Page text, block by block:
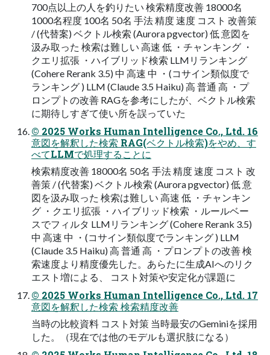
700点以上の⼈を釣りたい 検索精度改善 18000名
1000名程度 100名 50名 手法 精度 速度 コスト 改善策
/ (代替案) ベクトル検索 (Aurora pgvector) 低 意図を
汲み取った 検索は難しい 高速 低 ・チャンキング ・
クエリ拡張 ・ハイブリッド検索 LLMリランキング
(Cohere Rerank 3.5) 中 高速 中 ・(コサイン類似度で
ランキング ) LLM (Claude 3.5 Haiku) 高 普通 高 ・プ
ロンプトの改善 RAGを参考にしたが、ベクトル検索
に期待しすぎて使い所を誤っていた
© 2025 Works Human Intelligence Co., Ltd. 16
意図を解釈した検索 RAG(ベクトル検索)をやめ、す
べてLLMで処理することに
検索精度改善 18000名 50名 手法 精度 速度 コスト 改
善策 / (代替案) ベクトル検索 (Aurora pgvector) 低 意
図を汲み取った 検索は難しい 高速 低 ・チャンキン
グ ・クエリ拡張 ・ハイブリッド検索 ・ルールベー
スでフィルタ LLMリランキング (Cohere Rerank 3.5)
中 高速 中 ・(コサイン類似度でランキング ) LLM
(Claude 3.5 Haiku) 高 普通 高 ・プロンプトの改善 検
索速度より精度優先した。あらたに生成AIへのリク
エスト増による、 コスト対策や安定化が課題に
© 2025 Works Human Intelligence Co., Ltd. 17
意図を解釈した検索 検索精度改善
当時の比較資料 コスト対策 当時最安のGeminiを採用
した。（現在では他のモデルも選択肢になる）